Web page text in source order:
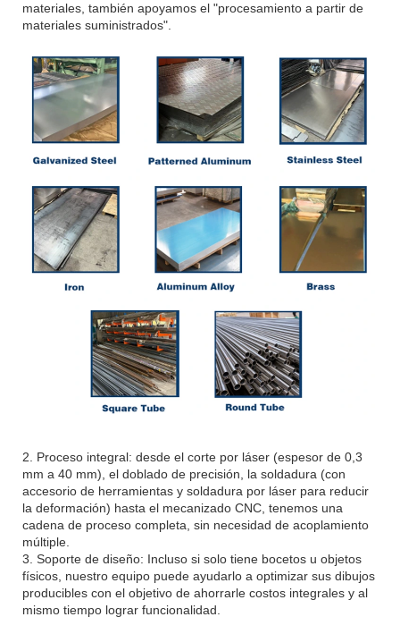
materiales, también apoyamos el "procesamiento a partir de
materiales suministrados".
2. Proceso integral: desde el corte por láser (espesor de 0,3
mm a 40 mm), el doblado de precisión, la soldadura (con
accesorio de herramientas y soldadura por láser para reducir
la deformación) hasta el mecanizado CNC, tenemos una
cadena de proceso completa, sin necesidad de acoplamiento
múltiple.
3. Soporte de diseño: Incluso si solo tiene bocetos u objetos
físicos, nuestro equipo puede ayudarlo a optimizar sus dibujos
producibles con el objetivo de ahorrarle costos integrales y al
mismo tiempo lograr funcionalidad.